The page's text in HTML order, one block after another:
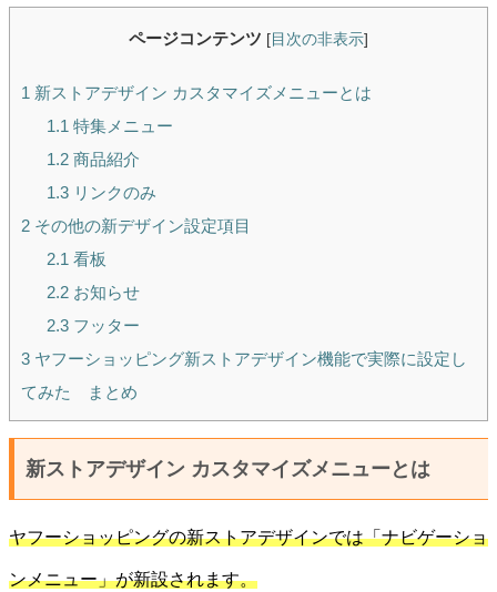
ページコンテンツ [ 目次の非表示]
1 新ストアデザイン カスタマイズメニューとは
1.1 特集メニュー
1.2商品紹介
1.3リンクのみ
2 その他の新デザイン設定項目
2.1 看板
2.2お知らせ
2.3フッター
3 ヤフーショッピング新ストアデザイン機能で実際に設定し
てみた まとめ
新ストアデザイン カスタマイズメニューとは
ヤフーショッピングの新ストアデザインでは「ナビゲーショ
ンメニュー」が新設されます。